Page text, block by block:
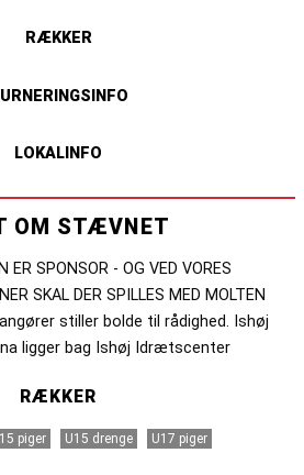
RÆKKER
LOKALINFO
OM STÆVNET
ER SPONSOR - OG VED VORES
SKAL DER SPILLES MED MOLTEN
stiller bolde til rådighed. Ishøj
ligger bag Ishøj Idrætscenter
RÆKKER
piger U15 drenge
U17 piger